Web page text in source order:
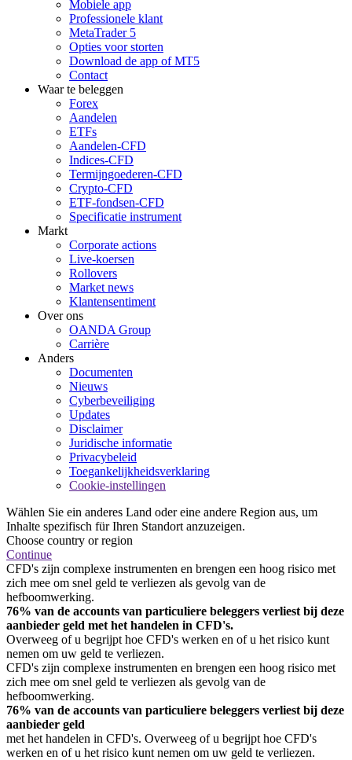
Mobiele app
Professionele klant
MetaTrader 5
Opties voor storten
Download de app of MT5
Contact
Waar te beleggen
Forex
Aandelen
ETFs
Aandelen-CFD
Indices-CFD
Termijngoederen-CFD
Crypto-CFD
ETF-fondsen-CFD
Specificatie instrument
Markt
Corporate actions
Live-koersen
Rollovers
Market news
Klantensentiment
Over ons
OANDA Group
Carrière
Anders
Documenten
Nieuws
Cyberbeveiliging
Updates
Disclaimer
Juridische informatie
Privacybeleid
Toegankelijkheidsverklaring
Cookie-instellingen
Wählen Sie ein anderes Land oder eine andere Region aus, um
Inhalte spezifisch für Ihren Standort anzuzeigen.
Choose country or region
Continue
CFD's zijn complexe instrumenten en brengen een hoog risico met
zich mee om snel geld te verliezen als gevolg van de
hefboomwerking.
76% van de accounts van particuliere beleggers verliest bij deze
aanbieder geld met het handelen in CFD's.
Overweeg of u begrijpt hoe CFD's werken en of u het risico kunt
nemen om uw geld te verliezen.
CFD's zijn complexe instrumenten en brengen een hoog risico met
zich mee om snel geld te verliezen als gevolg van de
hefboomwerking.
76% van de accounts van particuliere beleggers verliest bij deze
aanbieder geld
met het handelen in CFD's. Overweeg of u begrijpt hoe CFD's
werken en of u het risico kunt nemen om uw geld te verliezen.